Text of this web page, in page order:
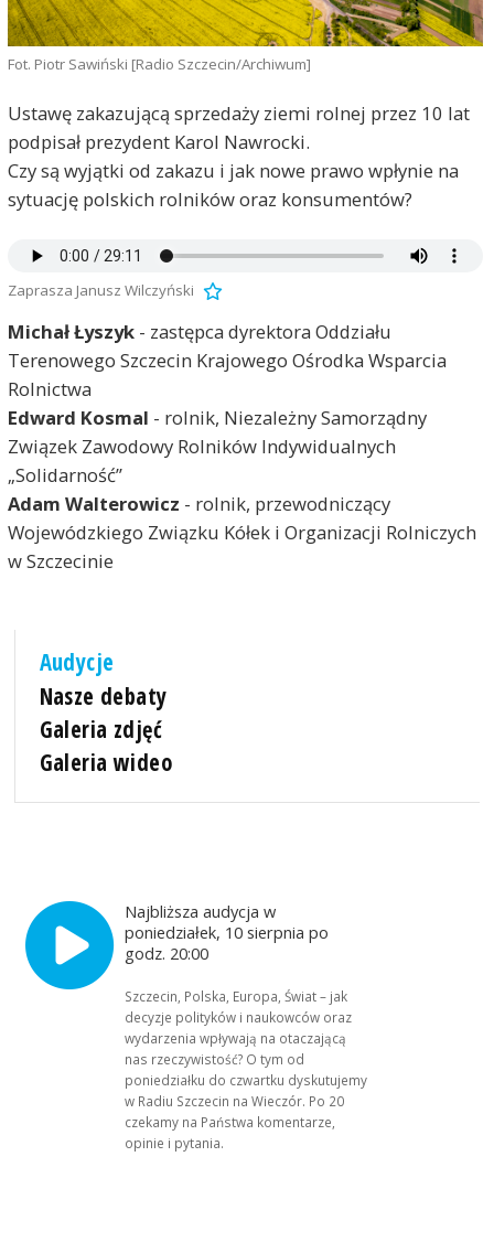
Fot. Piotr Sawiński [Radio Szczecin/Archiwum]
Ustawę zakazującą sprzedaży ziemi rolnej przez 10 lat
podpisał prezydent Karol Nawrocki.
Czy są wyjątki od zakazu i jak nowe prawo wpłynie na
sytuację polskich rolników oraz konsumentów?
Zaprasza Janusz Wilczyński
Michał Łyszyk- zastępca dyrektora Oddziału
Terenowego Szczecin Krajowego Ośrodka Wsparcia
Rolnictwa
Edward Kosmal - rolnik, Niezależny Samorządny
Związek Zawodowy Rolników Indywidualnych
„Solidarność”
Adam Walterowicz - rolnik, przewodniczący
Wojewódzkiego Związku Kółek i Organizacji Rolniczych
w Szczecinie
Audycje
Nasze debaty
Galeria zdjęć
Galeria wideo
Najbliższa audycja w
poniedziałek, 10 sierpnia po
godz. 20:00
Szczecin, Polska, Europa, Świat – jak
decyzje polityków i naukowców oraz
wydarzenia wpływają na otaczającą
nas rzeczywistość? O tym od
poniedziałku do czwartku dyskutujemy
w Radiu Szczecin na Wieczór. Po 20
czekamy na Państwa komentarze,
opinie i pytania.